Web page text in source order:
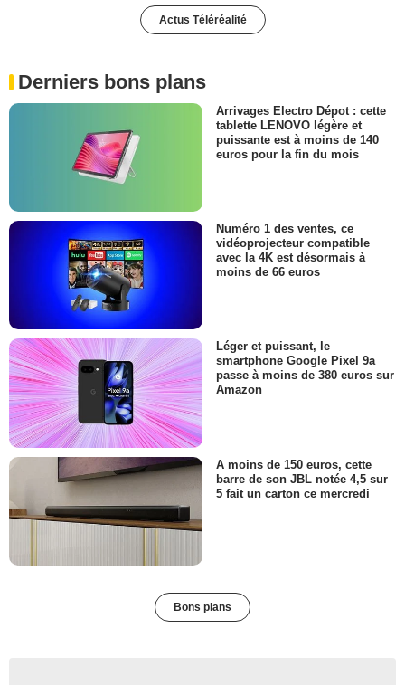
Actus Téléréalité
Derniers bons plans
Arrivages Electro Dépot : cette
tablette LENOVO légère et
puissante est à moins de 140
euros pour la fin du mois
Numéro 1 des ventes, ce
vidéoprojecteur compatible
avec la 4K est désormais à
moins de 66 euros
Léger et puissant, le
smartphone Google Pixel 9a
passe à moins de 380 euros sur
Amazon
A moins de 150 euros, cette
barre de son JBL notée 4,5 sur
5 fait un carton ce mercredi
Bons plans